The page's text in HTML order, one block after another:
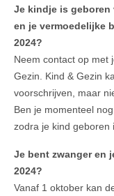
Je kindje is geboren
en je vermoedelijke
2024?
Neem contact op met
Gezin. Kind & Gezin
voorschrijven, maar
Ben je momenteel
zodra je kind geboren
Je bent zwanger en
2024?
Vanaf 1 oktober kan